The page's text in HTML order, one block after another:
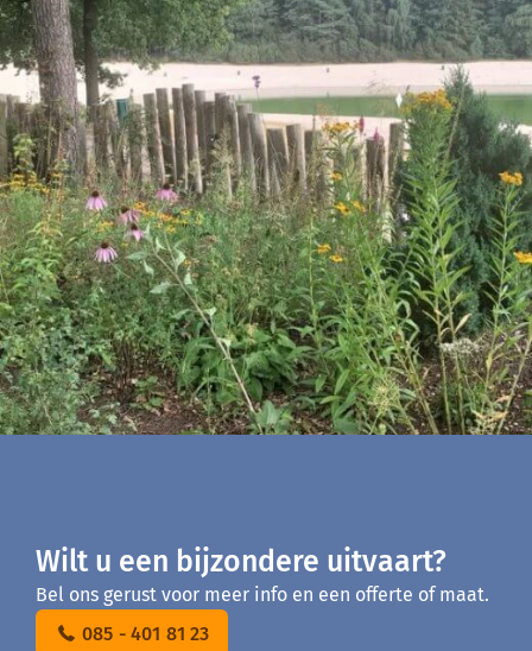
Wilt u een bijzondere uitvaart?
Bel ons gerust voor meer info en een offerte of maat.
085 - 401 81 23